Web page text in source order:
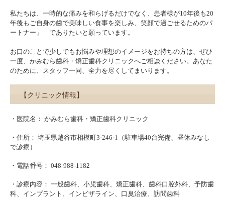
私たちは、一時的な痛みを和らげるだけでなく、患者様が10年後も20
年後もご自身の歯で美味しい食事を楽しみ、笑顔で過ごせるためのパ
ートナー」 でありたいと願っています。
お口のことで少しでもお悩みや理想のイメージをお持ちの方は、ぜひ
一度、かみむら歯科・矯正歯科クリニックへご相談ください。あなた
のために、スタッフ一同、全力を尽くしてまいります。
【クリニック情報】
・医院名： かみむら歯科・矯正歯科クリニック
・住所： 埼玉県越谷市相模町3-246-1（駐車場40台完備、昼休みなし
で診療）
・電話番号： 048-988-1182
・診療内容： 一般歯科、小児歯科、矯正歯科、歯科口腔外科、予防歯
科、インプラント、インビザライン、口臭治療、訪問歯科